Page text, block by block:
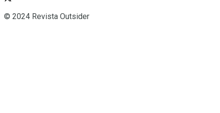
© 2024 Revista Outsider